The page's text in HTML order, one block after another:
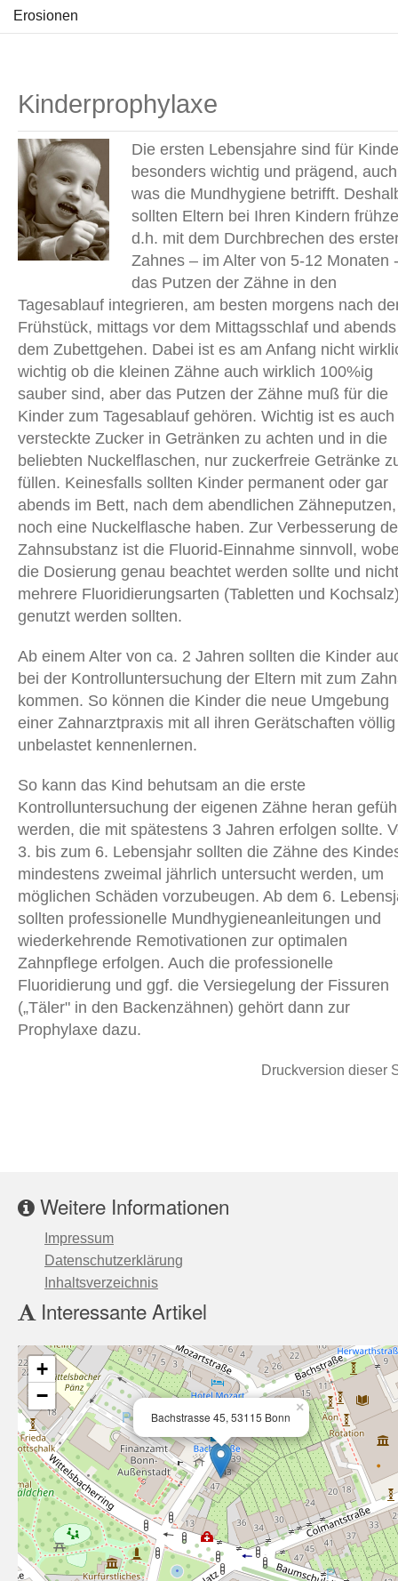
Erosionen
Kinderprophylaxe
Die ersten Lebensjahre sind für
besonders wichtig und prägend, auch
was die Mundhygiene betrifft.
sollten Eltern bei Ihren Kindern
d.h. mit dem Durchbrechen des
Zahnes – im Alter von 5-12 Monaten -
das Putzen der Zähne in den
Tagesablauf integrieren, am besten morgens nach
Frühstück, mittags vor dem Mittagsschlaf und
dem Zubettgehen. Dabei ist es am Anfang nicht
wichtig ob die kleinen Zähne auch wirklich 100%ig
sauber sind, aber das Putzen der Zähne muß für die
Kinder zum Tagesablauf gehören. Wichtig ist es auch
versteckte Zucker in Getränken zu achten und in die
beliebten Nuckelflaschen, nur zuckerfreie Getränke
füllen. Keinesfalls sollten Kinder permanent oder gar
abends im Bett, nach dem abendlichen Zähneputzen,
noch eine Nuckelflasche haben. Zur Verbesserung
Zahnsubstanz ist die Fluorid-Einnahme sinnvoll,
die Dosierung genau beachtet werden sollte und nicht
mehrere Fluoridierungsarten (Tabletten und
genutzt werden sollten.
Ab einem Alter von ca. 2 Jahren sollten die Kinder
bei der Kontrolluntersuchung der Eltern mit zum
kommen. So können die Kinder die neue Umgebung
einer Zahnarztpraxis mit all ihren Gerätschaften völlig
unbelastet kennenlernen.
So kann das Kind behutsam an die erste
Kontrolluntersuchung der eigenen Zähne heran
werden, die mit spätestens 3 Jahren erfolgen sollte.
3. bis zum 6. Lebensjahr sollten die Zähne des
mindestens zweimal jährlich untersucht werden, um
möglichen Schäden vorzubeugen. Ab dem 6.
sollten professionelle Mundhygieneanleitungen und
wiederkehrende Remotivationen zur optimalen
Zahnpflege erfolgen. Auch die professionelle
Fluoridierung und ggf. die Versiegelung der Fissuren
(„Täler" in den Backenzähnen) gehört dann zur
Prophylaxe dazu.
Druckversion dieser
Weitere Informationen
Impressum
Datenschutzerklärung
Inhaltsverzeichnis
Interessante Artikel
Bachstrasse 45, 53115 Bonn
×
+
−